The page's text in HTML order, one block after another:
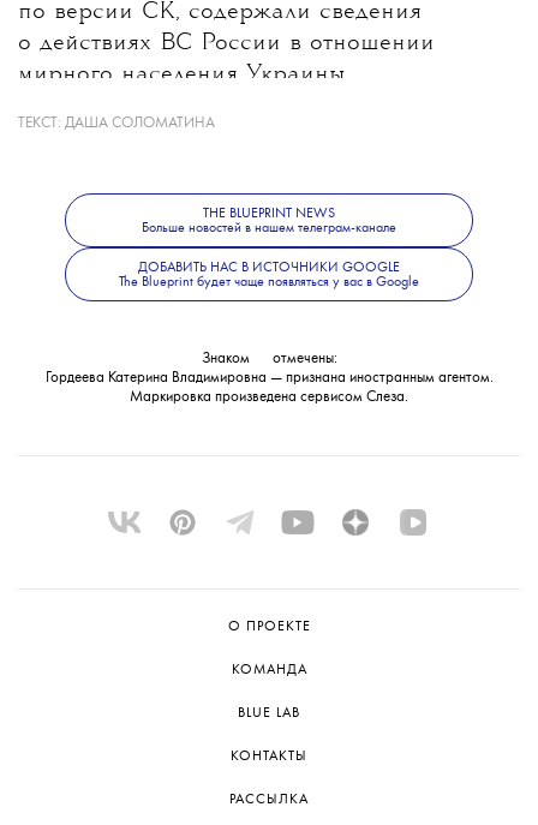
по версии СК, содержали сведения
о действиях ВС России в отношении
мирного населения Украины.
Какие именно материалы стали
не уточнило. В Следственном комитете
также сообщили, что решается вопрос
об объявлении журналистки
в международный розыск.
ТЕКСТ: ДАША СОЛОМАТИНА
THE BLUEPRINT NEWS
Больше новостей в нашем телеграм-канале
ДОБАВИТЬ НАС В ИСТОЧНИКИ GOOGLE
The Blueprint будет чаще появляться у вас в Google
Знаком
отмечены:
Гордеева Катерина Владимировна — признана иностранным агентом.
Маркировка произведена сервисом Слеза.
О ПРОЕКТЕ
КОМАНДА
BLUE LAB
КОНТАКТЫ
РАССЫЛКА